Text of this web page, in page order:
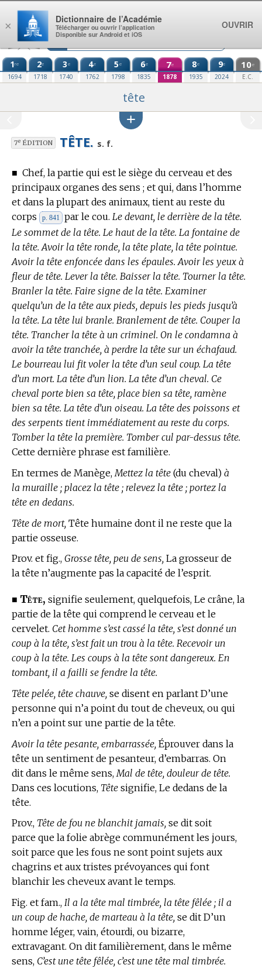
Aller au contenu
1re
1694
2e
1718
3e
1740
4e
1762
5e
1798
6e
1835
7e
1878
8e
1935
9e
2024
10e
E.C.
tête
7eÉDITION TÊTE. s. f.
■ Chef, la partie qui est le siège du cerveau et des
principaux organes des sens ; et qui, dans l’homme
et dans la plupart des animaux, tient au reste du
corps
p. 841 par le cou. Le devant, le derrière de la tête.
Le sommet de la tête. Le haut de la tête. La fontaine de
la tête. Avoir la tête ronde, la tête plate, la tête pointue.
Avoir la tête enfoncée dans les épaules. Avoir les yeux à
fleur de tête. Lever la tête. Baisser la tête. Tourner la tête.
Branler la tête. Faire signe de la tête. Examiner
quelqu’un de la tête aux pieds, depuis les pieds jusqu’à
la tête. La tête lui branle. Branlement de tête. Couper la
tête. Trancher la tête à un criminel. On le condamna à
avoir la tête tranchée, à perdre la tête sur un échafaud.
Le bourreau lui fit voler la tête d’un seul coup. La tête
d’un mort. La tête d’un lion. La tête d’un cheval. Ce
cheval porte bien sa tête, place bien sa tête, ramène
bien sa tête. La tête d’un oiseau. La tête des poissons et
des serpents tient immédiatement au reste du corps.
Tomber la tête la première. Tomber cul par-dessus tête.
Cette dernière phrase est familière.
En termes de Manège, Mettez la tête (du cheval) à
la muraille ; placez la tête ; relevez la tête ; portez la
tête en dedans.
Tête de mort, Tête humaine dont il ne reste que la
partie osseuse.
Prov. et fig., Grosse tête, peu de sens, La grosseur de
la tête n’augmente pas la capacité de l’esprit.
■ Tête, signifie seulement, quelquefois, Le crâne, la
partie de la tête qui comprend le cerveau et le
cervelet. Cet homme s’est cassé la tête, s’est donné un
coup à la tête, s’est fait un trou à la tête. Recevoir un
coup à la tête. Les coups à la tête sont dangereux. En
tombant, il a failli se fendre la tête.
Tête pelée, tête chauve, se disent en parlant D’une
personne qui n’a point du tout de cheveux, ou qui
n’en a point sur une partie de la tête.
Avoir la tête pesante, embarrassée, Éprouver dans la
tête un sentiment de pesanteur, d’embarras. On
dit dans le même sens, Mal de tête, douleur de tête.
Dans ces locutions, Tête signifie, Le dedans de la
tête.
Prov., Tête de fou ne blanchit jamais, se dit soit
parce que la folie abrège communément les jours,
soit parce que les fous ne sont point sujets aux
chagrins et aux tristes prévoyances qui font
blanchir les cheveux avant le temps.
Fig. et fam., Il a la tête mal timbrée, la tête fêlée ; il a
un coup de hache, de marteau à la tête, se dit D’un
homme léger, vain, étourdi, ou bizarre,
extravagant. On dit familièrement, dans le même
sens, C’est une tête fêlée, c’est une tête mal timbrée.
×
Dictionnaire de l’Académie
Télécharger ou ouvrir l’application
Disponible sur Android et iOS
OUVRIR